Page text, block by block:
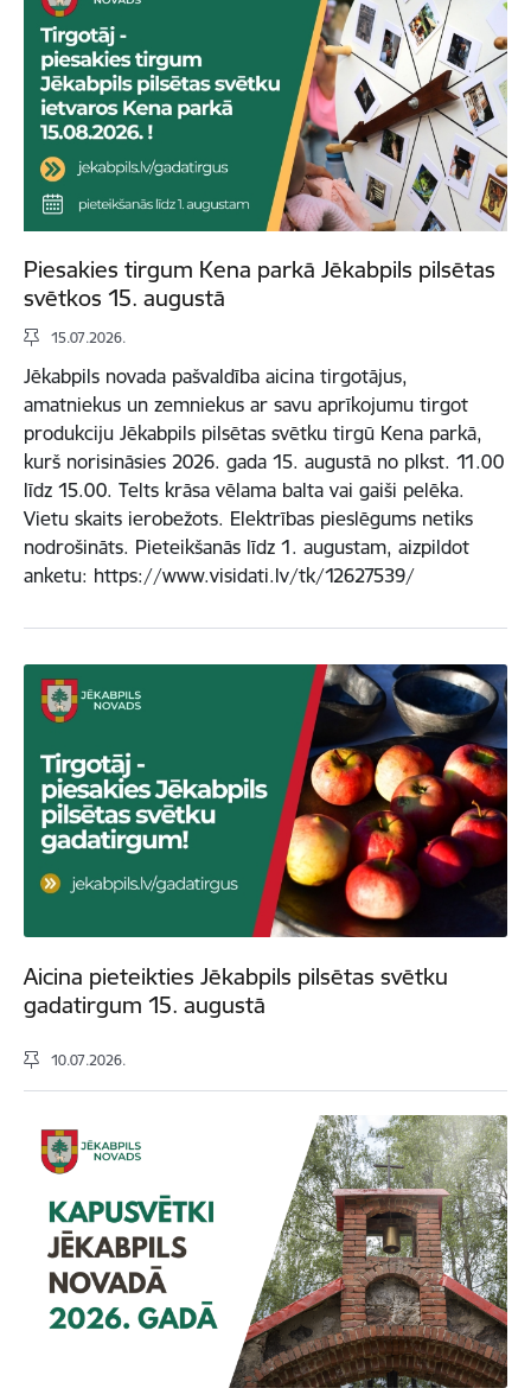
Piesakies tirgum Kena parkā Jēkabpils pilsētas
svētkos 15. augustā
15.07.2026.
Jēkabpils novada pašvaldība aicina tirgotājus,
amatniekus un zemniekus ar savu aprīkojumu tirgot
produkciju Jēkabpils pilsētas svētku tirgū Kena parkā,
kurš norisināsies 2026. gada 15. augustā no plkst. 11.00
līdz 15.00. Telts krāsa vēlama balta vai gaiši pelēka.
Vietu skaits ierobežots. Elektrības pieslēgums netiks
nodrošināts. Pieteikšanās līdz 1. augustam, aizpildot
anketu: https://www.visidati.lv/tk/12627539/
Aicina pieteikties Jēkabpils pilsētas svētku
gadatirgum 15. augustā
10.07.2026.